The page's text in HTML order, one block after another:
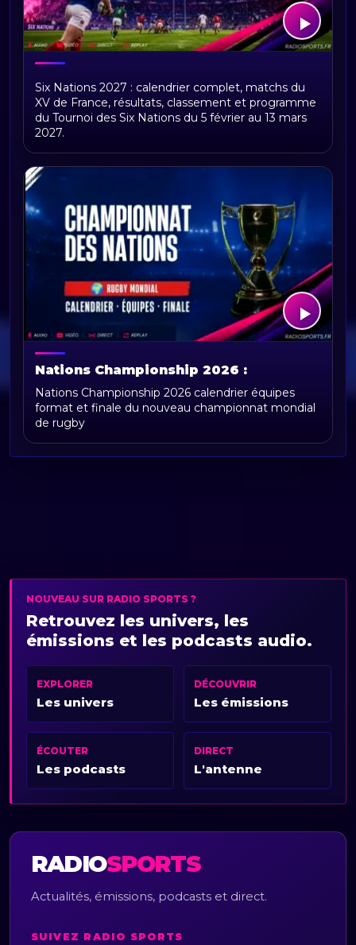
Tournoi des Six Nations 2027 :
calendrier, résultats, classement et
matchs du XV de France
Six Nations 2027 : calendrier complet, matchs du
XV de France, résultats, classement et programme
du Tournoi des Six Nations du 5 février au 13 mars
2027.
Nations Championship 2026 :
calendrier, équipes, format et
actualités du championnat des nations
de rugby
Nations Championship 2026 calendrier équipes
format et finale du nouveau championnat mondial
de rugby
NOUVEAU SUR RADIO SPORTS ?
Retrouvez les univers, les
émissions et les podcasts audio.
EXPLORER
Les univers
DÉCOUVRIR
Les émissions
ÉCOUTER
Les podcasts
DIRECT
L'antenne
RADIOSPORTS
Actualités, émissions, podcasts et direct.
SUIVEZ RADIO SPORTS